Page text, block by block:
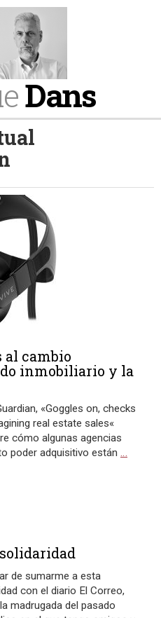
Dans
cambio
inmobiliario y la
«Goggles on, checks
real estate sales«
cómo algunas agencias
poder adquisitivo están …
de sumarme a esta
con el diario El Correo,
madrugada del pasado